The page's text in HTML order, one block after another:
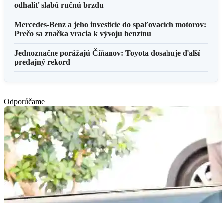
odhaliť slabú ručnú brzdu
Mercedes-Benz a jeho investície do spaľovacích motorov:
Prečo sa značka vracia k vývoju benzínu
Jednoznačne porážajú Číňanov: Toyota dosahuje ďalší
predajný rekord
Odporúčame